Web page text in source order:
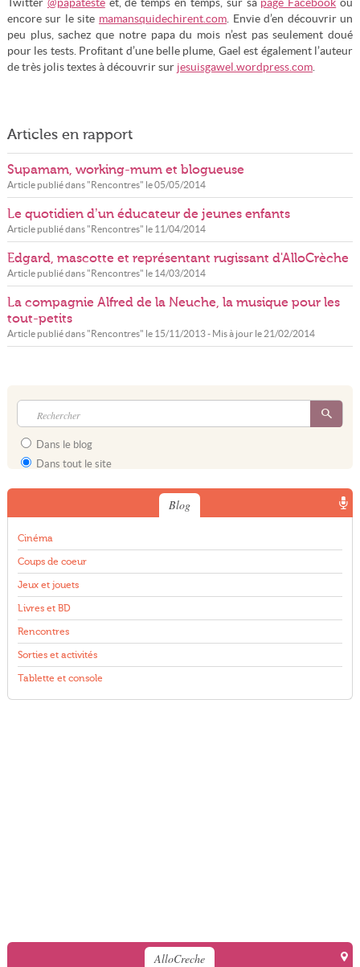
Twitter @papatesteet, de temps en temps, sur sa page Facebook ou
encore sur le site mamansquidechirent.com. Envie d’en découvrir un
peu plus, sachez que notre papa du mois n’est pas seulement doué
pour les tests. Proﬁtant d’une belle plume, Gael est également l’auteur
de très jolis textes à découvrir sur jesuisgawel.wordpress.com.
Articles en rapport
Supamam, working-mum et blogueuse
Article publié dans "Rencontres" le05/05/2014
Le quotidien d’un éducateur de jeunes enfants
Article publié dans "Rencontres" le 11/04/2014
Edgard, mascotte et représentant rugissant d'AlloCrèche
Article publié dans "Rencontres" le 14/03/2014
La compagnie Alfred de la Neuche, la musique pour les
tout-petits
Article publié dans "Rencontres" le 15/11/2013- Mis à jour le 21/02/2014
Dans le blog
Dans tout le site
Blog
Cinéma
Coups de coeur
Jeux et jouets
Livres et BD
Rencontres
Sorties et activités
Tablette et console
AlloCreche